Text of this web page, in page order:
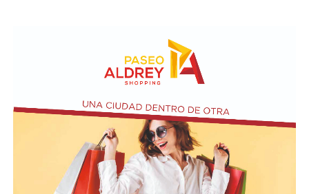
Según los considerandos del decreto, el fin es
estandarizar y simplificar los procesos de planeamiento
entre ambas armadas.
El texto oficial destaca que la participación argentina en
estas maniobras señala su compromiso con la seguridad
internacional y la estabilidad regional. Asimismo, el
Gobierno busca reforzar su posición como socio
estratégico en el continente americano.